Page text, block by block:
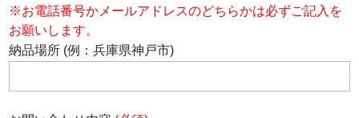
※お電話番号かメールアドレスのどちらかは必ずご記入を
お願いします。
納品場所 (例：兵庫県神戸市)